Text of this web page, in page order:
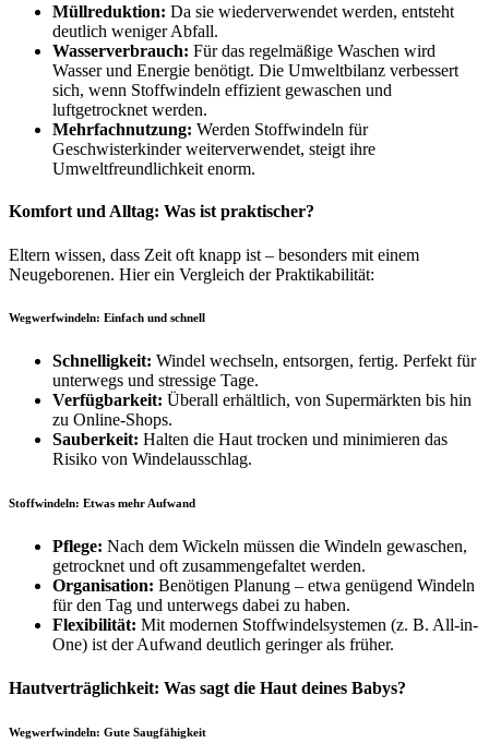
Müllreduktion: Da sie wiederverwendet werden, entsteht
deutlich weniger Abfall.
Wasserverbrauch: Für das regelmäßige Waschen wird
Wasser und Energie benötigt. Die Umweltbilanz verbessert
sich, wenn Stoffwindeln effizient gewaschen und
luftgetrocknet werden.
Mehrfachnutzung: Werden Stoffwindeln für
Geschwisterkinder weiterverwendet, steigt ihre
Umweltfreundlichkeit enorm.
Komfort und Alltag: Was ist praktischer?
Eltern wissen, dass Zeit oft knapp ist – besonders mit einem
Neugeborenen. Hier ein Vergleich der Praktikabilität:
Wegwerfwindeln: Einfach und schnell
Schnelligkeit: Windel wechseln, entsorgen, fertig. Perfekt für
unterwegs und stressige Tage.
Verfügbarkeit: Überall erhältlich, von Supermärkten bis hin
zu Online-Shops.
Sauberkeit: Halten die Haut trocken und minimieren das
Risiko von Windelausschlag.
Stoffwindeln: Etwas mehr Aufwand
Pflege: Nach dem Wickeln müssen die Windeln gewaschen,
getrocknet und oft zusammengefaltet werden.
Organisation: Benötigen Planung – etwa genügend Windeln
für den Tag und unterwegs dabei zu haben.
Flexibilität: Mit modernen Stoffwindelsystemen (z. B. All-in-
One) ist der Aufwand deutlich geringer als früher.
Hautverträglichkeit: Was sagt die Haut deines Babys?
Wegwerfwindeln: Gute Saugfähigkeit